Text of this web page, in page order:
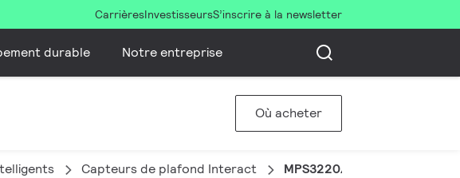
CarrièresInvestisseursS’inscrire à la newsletter
durable Notre entreprise
Où acheter
Capteurs de plafond Interact MPS3220/05 OCC-DL IA DALI